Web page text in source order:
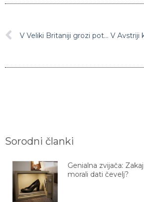
V Veliki Britaniji grozi potnikom, ki ne sporočijo, da so bili v kakšni od držav z rdečega seznama, do 10 let zapora
Sorodni članki
Genialna zvijača:
morali dati čevelj?